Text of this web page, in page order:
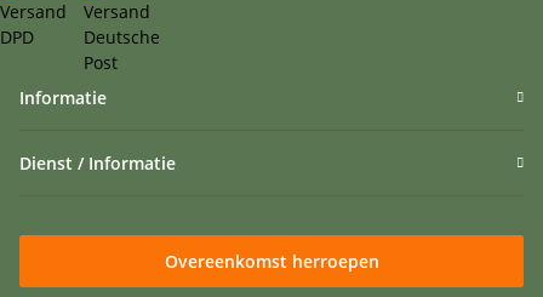
Informatie
Dienst / Informatie
Overeenkomst herroepen